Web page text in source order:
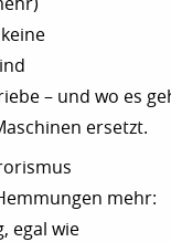
– und wo es
ersetzt.
mehr:
egal wie